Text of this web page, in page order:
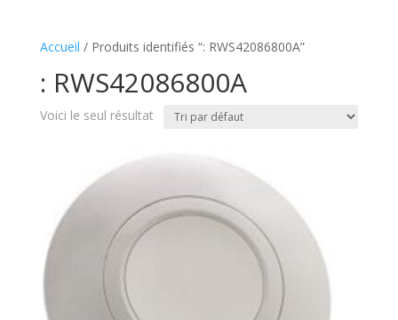
Accueil / Produits identifiés “: RWS42086800A”
: RWS42086800A
Voici le seul résultat